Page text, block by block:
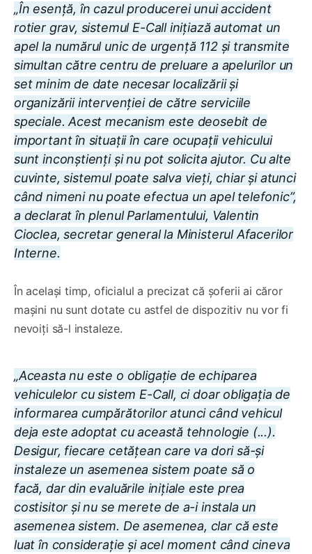
„În esență, în cazul producerei unui accident
rotier grav, sistemul E-Call inițiază automat un
apel la numărul unic de urgență 112 și transmite
simultan către centru de preluare a apelurilor un
set minim de date necesar localizării și
organizării intervenției de către serviciile
speciale. Acest mecanism este deosebit de
important în situații în care ocupații vehicului
sunt inconștienți și nu pot solicita ajutor. Cu alte
cuvinte, sistemul poate salva vieți, chiar și atunci
când nimeni nu poate efectua un apel telefonic”,
a declarat în plenul Parlamentului, Valentin
Cioclea, secretar general la Ministerul Afacerilor
Interne.
În același timp, oficialul a precizat că șoferii ai căror
mașini nu sunt dotate cu astfel de dispozitiv nu vor fi
nevoiți să-l instaleze.
„Aceasta nu este o obligație de echiparea
vehiculelor cu sistem E-Call, ci doar obligația de
informarea cumpărătorilor atunci când vehicul
deja este adoptat cu această tehnologie (...).
Desigur, fiecare cetățean care va dori să-și
instaleze un asemenea sistem poate să o
facă, dar din evaluările inițiale este prea
costisitor și nu se merete de a-i instala un
asemenea sistem. De asemenea, clar că este
luat în considerație și acel moment când cineva